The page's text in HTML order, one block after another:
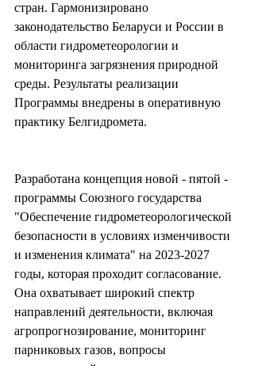
стран. Гармонизировано
законодательство Беларуси и России в
области гидрометеорологии и
мониторинга загрязнения природной
среды. Результаты реализации
Программы внедрены в оперативную
практику Белгидромета.
Разработана концепция новой - пятой -
программы Союзного государства
"Обеспечение гидрометеорологической
безопасности в условиях изменчивости
и изменения климата" на 2023-2027
годы, которая проходит согласование.
Она охватывает широкий спектр
направлений деятельности, включая
агропрогнозирование, мониторинг
парниковых газов, вопросы